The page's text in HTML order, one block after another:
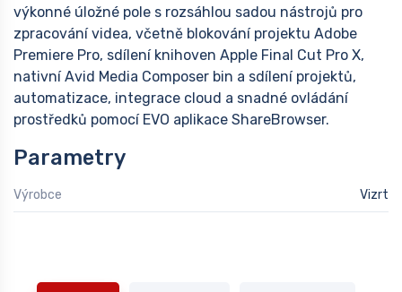
výkonné úložné pole s rozsáhlou sadou nástrojů pro
zpracování videa, včetně blokování projektu Adobe
Premiere Pro, sdílení knihoven Apple Final Cut Pro X,
nativní Avid Media Composer bin a sdílení projektů,
automatizace, integrace cloud a snadné ovládání
prostředků pomocí EVO aplikace ShareBrowser.
Parametry
Výrobce Vizrt